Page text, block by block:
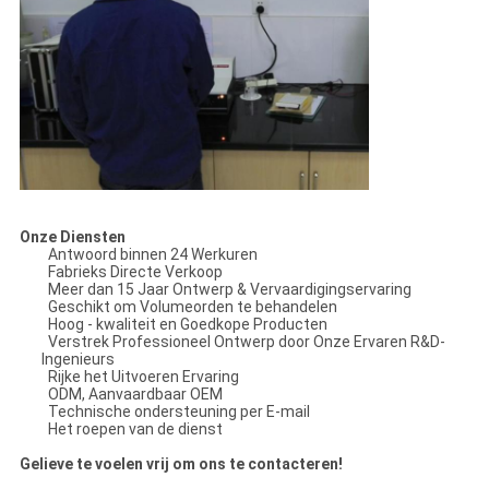
Onze Diensten
Antwoord binnen 24 Werkuren
Fabrieks Directe Verkoop
Meer dan 15 Jaar Ontwerp & Vervaardigingservaring
Geschikt om Volumeorden te behandelen
Hoog - kwaliteit en Goedkope Producten
Verstrek Professioneel Ontwerp door Onze Ervaren R&D-
Ingenieurs
Rijke het Uitvoeren Ervaring
ODM, Aanvaardbaar OEM
Technische ondersteuning per E-mail
Het roepen van de dienst
Gelieve te voelen vrij om ons te contacteren!